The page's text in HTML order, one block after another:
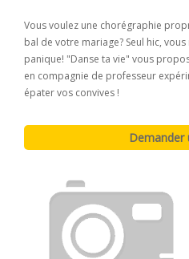
Vous voulez une chorégraphie
bal de votre mariage? Seul hic,
panique! "Danse ta vie" vous
en compagnie de professeur
épater vos convives !